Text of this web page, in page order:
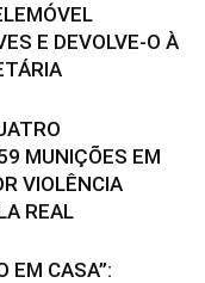
E DEVOLVE-O À
MUNIÇÕES EM
VIOLÊNCIA
REAL
EM CASA”: